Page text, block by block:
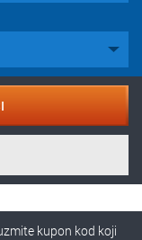
kupon kod koji